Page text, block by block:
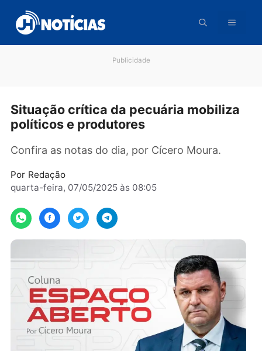
para
conteúdo
Situação crítica da pecuária
Por Redação
quarta-feira, 07/05/2025 às 08:05